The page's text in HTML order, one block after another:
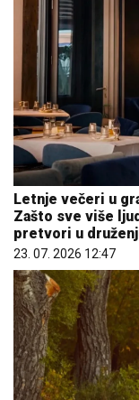
Letnje večeri u
Zašto sve više
pretvori u
23. 07. 2026 12:47